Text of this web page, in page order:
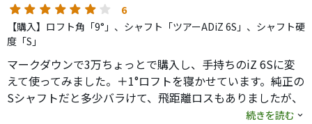
思います。
ドロー系のホールが肝になるようなコースではぜひ使いたいです
ね。
6
【購入】ロフト角「9°」、シャフト「ツアーADiZ 6S」、シャフト硬
度「S」
マークダウンで3万ちょっとで購入し、手持ちのiZ 6Sに変
えて使ってみました。＋1°ロフトを寝かせています。純正の
Sシャフトだと多少バラけて、飛距離ロスもありましたが、
続きを読む